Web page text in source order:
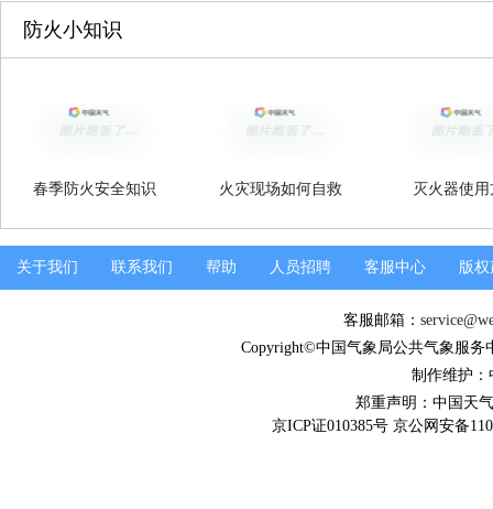
防火小知识
春季防火安全知识 火灾现场如何自救 灭火器使用
关于我们 联系我们 帮助 人员招聘 客服中心 版
客服邮箱：
Copyright©中国气象局公共气象服务
制作维护：
郑重声明：中国天
京ICP证010385号 京公网安备